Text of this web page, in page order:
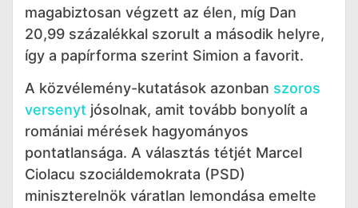
magabiztosan végzett az élen, míg Dan
20,99 százalékkal szorult a második helyre,
így a papírforma szerint Simion a favorit.
A közvélemény-kutatások azonban szoros
versenyt jósolnak, amit tovább bonyolít a
romániai mérések hagyományos
pontatlansága. A választás tétjét Marcel
Ciolacu szociáldemokrata (PSD)
miniszterelnök váratlan lemondása emelte